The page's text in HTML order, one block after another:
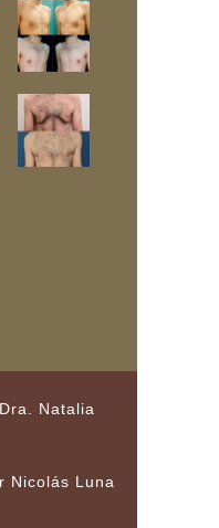
Natalia
Nicolás Luna